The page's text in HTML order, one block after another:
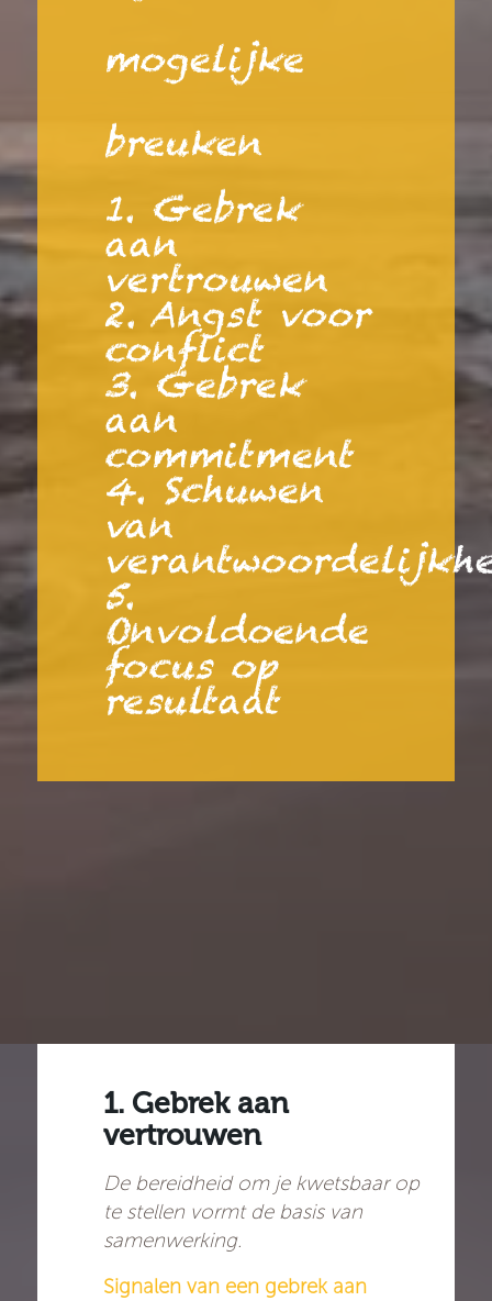
mogelijke
breuken
1. Gebrek
aan
vertrouwen
2. Angst voor
conflict
3. Gebrek
aan
commitment
4. Schuwen
van
5.
Onvoldoende
focus op
resultaat
1. Gebrek aan
vertrouwen
De bereidheid om je kwetsbaar op
te stellen vormt de basis van
samenwerking.
Signalen van een gebrek aan